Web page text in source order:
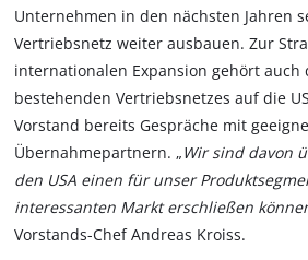
Unternehmen in den nächsten Jahren
Vertriebsnetz weiter ausbauen. Zur
internationalen Expansion gehört auch
bestehenden Vertriebsnetzes auf die
Vorstand bereits Gespräche mit
Übernahmepartnern. „Wir sind davon
den USA einen für unser
interessanten Markt erschließen
Vorstands-Chef Andreas Kroiss.